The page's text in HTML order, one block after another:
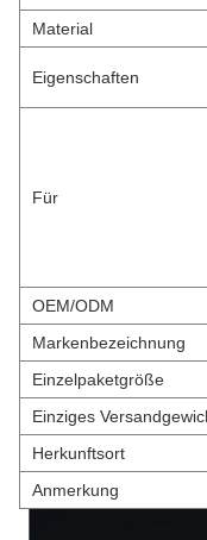
Material
Eigenschaften
Für
OEM/ODM
Markenbezeichnung
Einzelpaketgröße
Einziges
Herkunftsort
Anmerkung